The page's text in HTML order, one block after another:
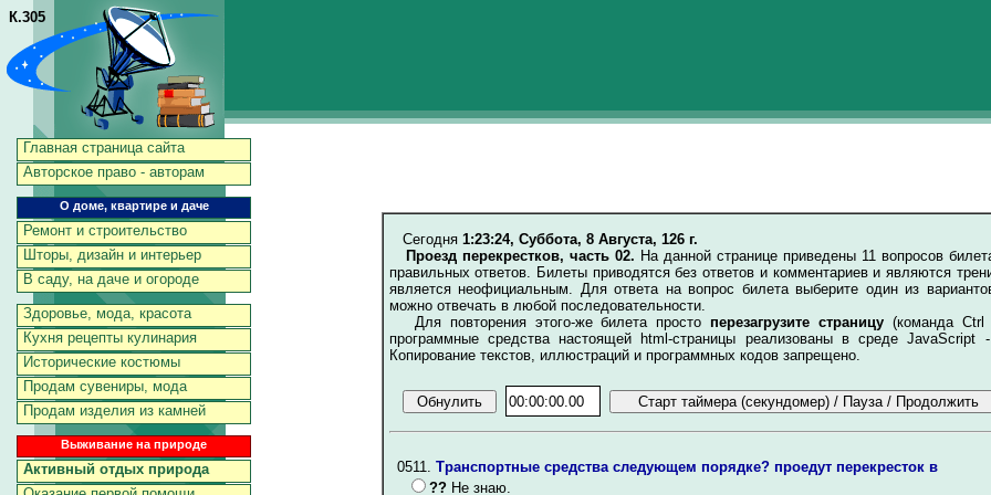
К.305
Главная страница сайта
Авторское право - авторам
О доме, квартире и даче
Ремонт и строительство
Шторы, дизайн и интерьер
В саду, на даче и огороде
Здоровье, мода, красота
Кухня рецепты кулинария
Исторические костюмы
Продам сувениры, мода
Продам изделия из камней
Выживание на природе
Активный отдых природа
Сегодня 1:23:24, Суббота, 8 Августа, 126 г.
Проезд перекрестков, часть 02. На данной странице приведены 11 вопросов
правильных ответов. Билеты приводятся без ответов и комментариев и являются
является неофициальным. Для ответа на вопрос билета выберите один из
можно отвечать в любой последовательности.
Для повторения этого-же билета просто перезагрузите страницу (команда
программные средства настоящей html-страницы реализованы в среде JavaScript
Копирование текстов, иллюстраций и программных кодов запрещено.
0511. Транспортные средства следующем порядке? проедут перекресток в
?? Не знаю.